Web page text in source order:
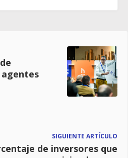
SIGUIENTE ARTÍCULO
de inversores que